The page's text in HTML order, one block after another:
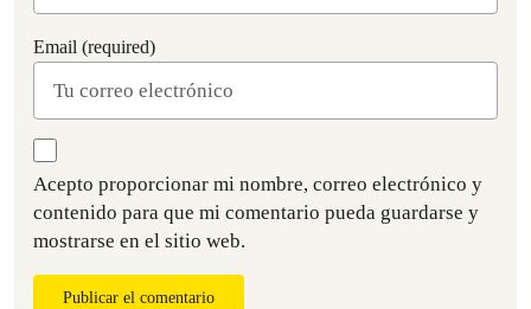
Email (required)
Acepto proporcionar mi nombre, correo electrónico y
contenido para que mi comentario pueda guardarse y
mostrarse en el sitio web.
Publicar el comentario